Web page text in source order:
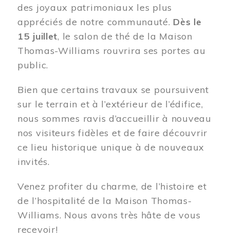
des joyaux patrimoniaux les plus
appréciés de notre communauté. Dès le
15 juillet, le salon de thé de la Maison
Thomas-Williams rouvrira ses portes au
public.
Bien que certains travaux se poursuivent
sur le terrain et à l’extérieur de l’édifice,
nous sommes ravis d’accueillir à nouveau
nos visiteurs fidèles et de faire découvrir
ce lieu historique unique à de nouveaux
invités.
Venez profiter du charme, de l’histoire et
de l’hospitalité de la Maison Thomas-
Williams. Nous avons très hâte de vous
recevoir!